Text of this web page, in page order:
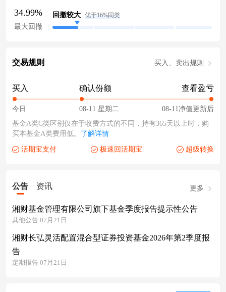
34.99%
最大回撤
回撤较大 优于16%同类
交易规则 买入、卖出规则
买入
今日
确认份额
08-11 星期二
查看盈亏
08-11净值更新后
基金A类C类区别仅在于收费方式的不同，持有365天以上时，购
买本基金A类费用低。 了解详情
活期宝支付 极速回活期宝 超级转换
公告 资讯 更多
湘财基金管理有限公司旗下基金季度报告提示性公告
其他公告 07月21日
湘财长弘灵活配置混合型证券投资基金2026年第2季度报
告
定期报告 07月21日